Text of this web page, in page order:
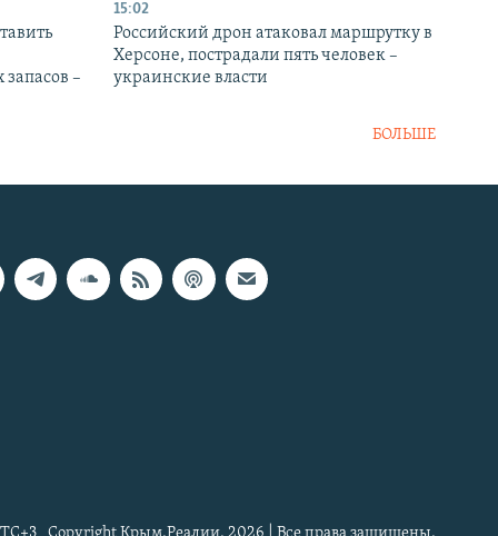
–
15:02
Российский дрон атаковал маршрутку в
Херсоне, пострадали пять человек –
украинские власти
БОЛЬШЕ